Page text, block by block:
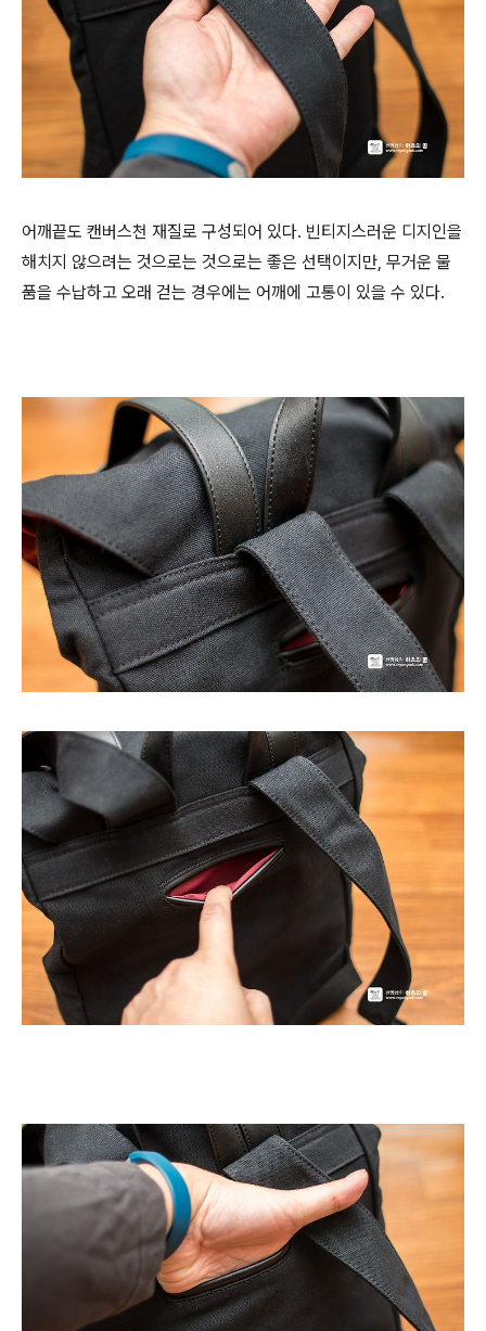
어깨끝도 캔버스천 재질로 구성되어 있다. 빈티지스러운 디지인을
해치지 않으려는 것으로는 것으로는 좋은 선택이지만, 무거운 물
품을 수납하고 오래 걷는 경우에는 어깨에 고통이 있을 수 있다.